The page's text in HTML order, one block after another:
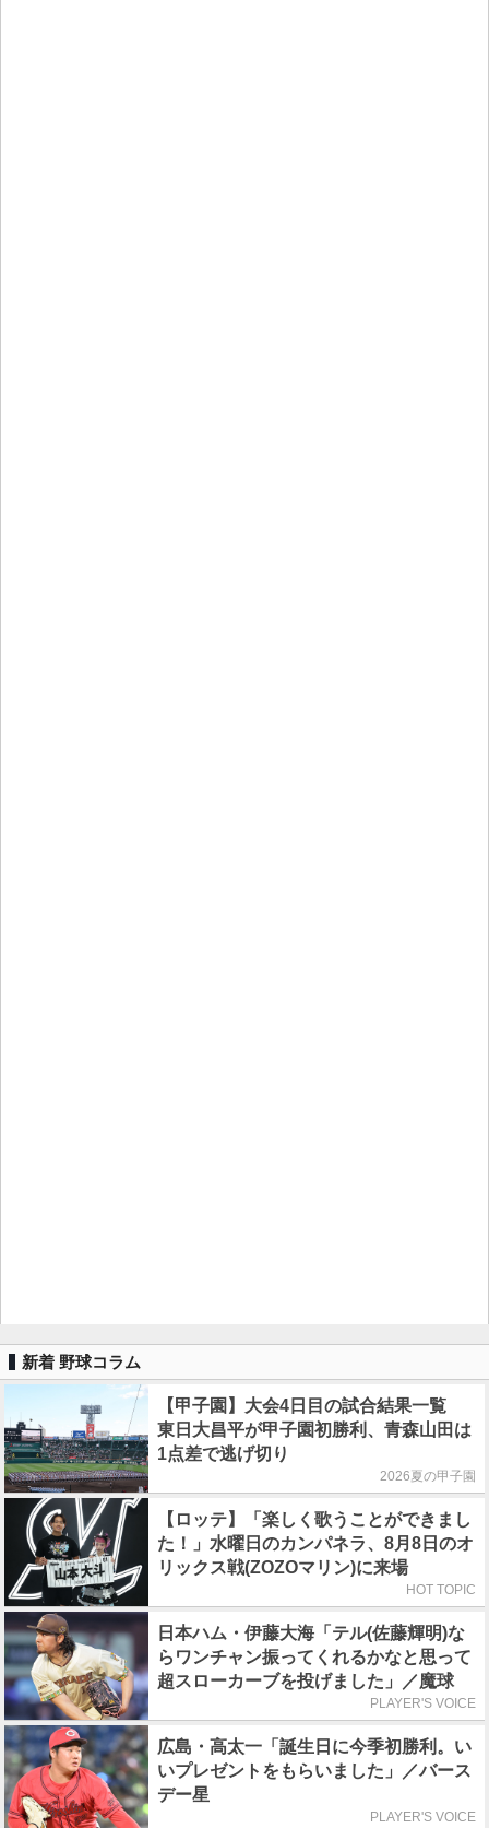
新着 野球コラム
【甲子園】大会4日目の試合結果一覧
東日大昌平が甲子園初勝利、青森山田は
1点差で逃げ切り
2026夏の甲子園
【ロッテ】「楽しく歌うことができまし
た！」水曜日のカンパネラ、8月8日のオ
リックス戦(ZOZOマリン)に来場
HOT TOPIC
日本ハム・伊藤大海「テル(佐藤輝明)な
らワンチャン振ってくれるかなと思って
超スローカーブを投げました」／魔球
PLAYER'S VOICE
広島・高太一「誕生日に今季初勝利。い
いプレゼントをもらいました」／バース
デー星
PLAYER'S VOICE